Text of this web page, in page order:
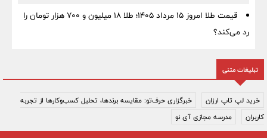
قیمت طلا امروز ۱۵ مرداد ۱۴۰۵؛ طلا ۱۸ میلیون و ۷۰۰ هزار تومان را
رد می‌کند؟
تبلیغات متنی
خرید لپ تاپ ارزان
خبرگزاری حرف‌تو: مقایسه برندها، تحلیل کسب‌وکارها از تجربه
کاربران
مدرسه مجازی آی نو